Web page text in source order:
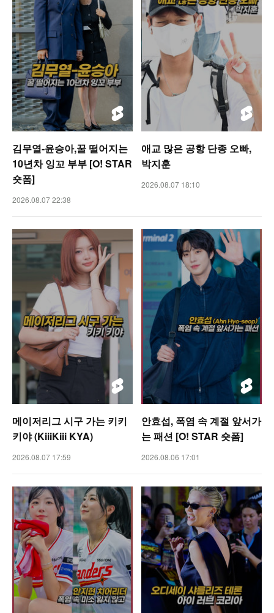
김무열-윤승아,꿀 떨어지는
10년차 잉꼬 부부 [O! STAR
숏폼]
2026.08.07 22:38
애교 많은 공항 단종 오빠,
박지훈
2026.08.07 18:10
메이저리그 시구 가는 키키
키야 (KiiiKiii KYA)
2026.08.07 17:59
안효섭, 폭염 속 계절 앞서가
는 패션 [O! STAR 숏폼]
2026.08.06 17:01